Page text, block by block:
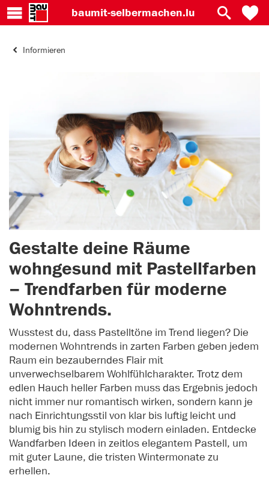
baumit-selbermachen.lu
Informieren
Gestalte deine Räume
wohngesund mit Pastellfarben
– Trendfarben für moderne
Wohntrends.
Wusstest du, dass Pastelltöne im Trend liegen? Die
modernen Wohntrends in zarten Farben geben jedem
Raum ein bezauberndes Flair mit
unverwechselbarem Wohlfühlcharakter. Trotz dem
edlen Hauch heller Farben muss das Ergebnis jedoch
nicht immer nur romantisch wirken, sondern kann je
nach Einrichtungsstil von klar bis luftig leicht und
blumig bis hin zu stylisch modern einladen. Entdecke
Wandfarben Ideen in zeitlos elegantem Pastell, um
mit guter Laune, die tristen Wintermonate zu
erhellen.